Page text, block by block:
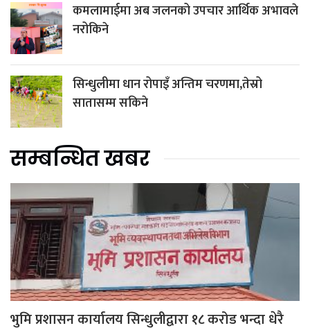
कमलामाईमा अब जलनको उपचार आर्थिक अभावले
नरोकिने
सिन्धुलीमा धान रोपाइँ अन्तिम चरणमा,तेस्रो
सातासम्म सकिने
सम्बन्धित खबर
भुमि प्रशासन कार्यालय सिन्धुलीद्वारा १८ करोड भन्दा धेरै